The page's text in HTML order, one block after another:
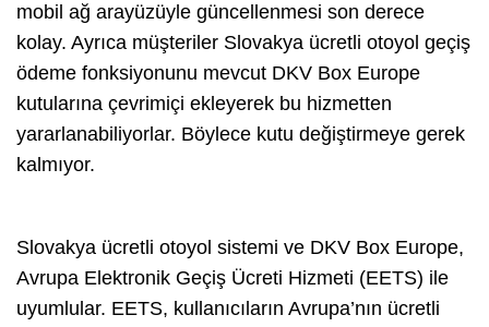
mobil ağ arayüzüyle güncellenmesi son derece
kolay. Ayrıca müşteriler Slovakya ücretli otoyol geçiş
ödeme fonksiyonunu mevcut DKV Box Europe
kutularına çevrimiçi ekleyerek bu hizmetten
yararlanabiliyorlar. Böylece kutu değiştirmeye gerek
kalmıyor.
Slovakya ücretli otoyol sistemi ve DKV Box Europe,
Avrupa Elektronik Geçiş Ücreti Hizmeti (EETS) ile
uyumlular. EETS, kullanıcıların Avrupa’nın ücretli